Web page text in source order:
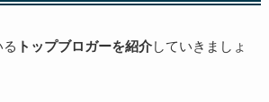
トップブロガーを紹介していきましょ